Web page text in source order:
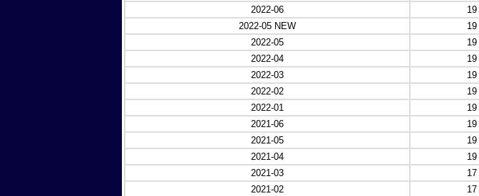
2022-06
19
2022-05 NEW
19
2022-05
19
2022-04
19
2022-03
19
2022-02
19
2022-01
19
2021-06
19
2021-05
19
2021-04
19
2021-03
17
2021-02
17